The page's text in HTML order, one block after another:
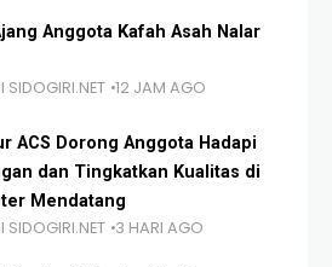
Anggota Kafah Asah Nalar
SIDOGIRI.NET 12 JAM AGO
ACS Dorong Anggota Hadapi
dan Tingkatkan Kualitas di
Mendatang
SIDOGIRI.NET 3 HARI AGO